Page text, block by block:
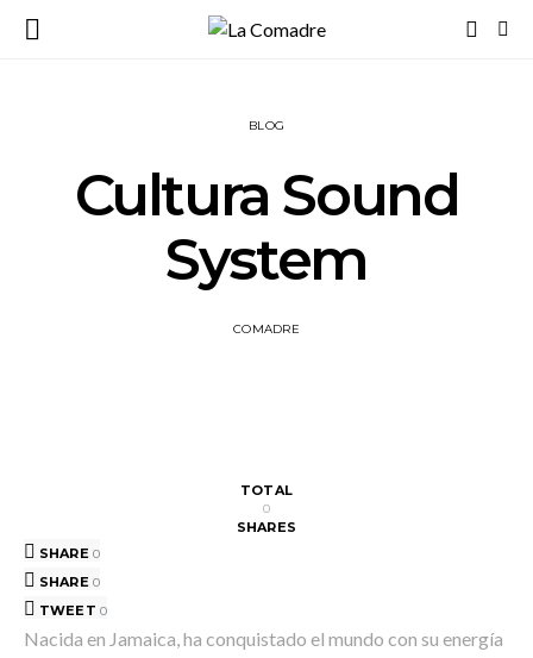
BLOG
Cultura Sound
System
COMADRE
TOTAL
0
SHARES
SHARE 0
SHARE 0
TWEET 0
Nacida en Jamaica, ha conquistado el mundo con su energía